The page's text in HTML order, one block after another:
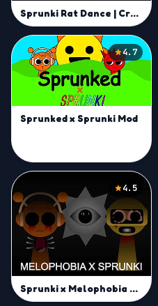
Sprunki Rat Dance | Create Meme-Fueled Rat Moves Online
4.7
Sprunked x Sprunki Mod
4.5
Sprunki x Melophobia Mod